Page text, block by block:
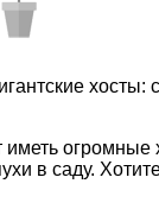
хосты:
иметь огромные
в саду.